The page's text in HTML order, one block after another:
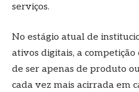
serviços.
No estágio atual de
ativos digitais, a
de ser apenas de produto
cada vez mais acirrada em